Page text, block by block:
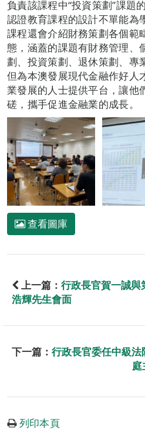
負責該課程中“投資策劃”課題
認證教育課程的設計不單能為
課程還會介紹財務策劃各個範
態，涵蓋的課題有財務管理、
劃、投資策劃、退休策劃、專
但為本澳發展現代金融作好人
業發展的人士提供平台，讓他
磋，攜手促進金融業的成長。
查看圖庫
上一篇： 行政長官賀一誠與
浩輝先生會面
下一篇： 行政長官委任中級
庭
列印本頁